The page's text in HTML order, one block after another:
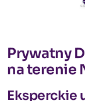
Prywatny
na terenie
Eksperckie